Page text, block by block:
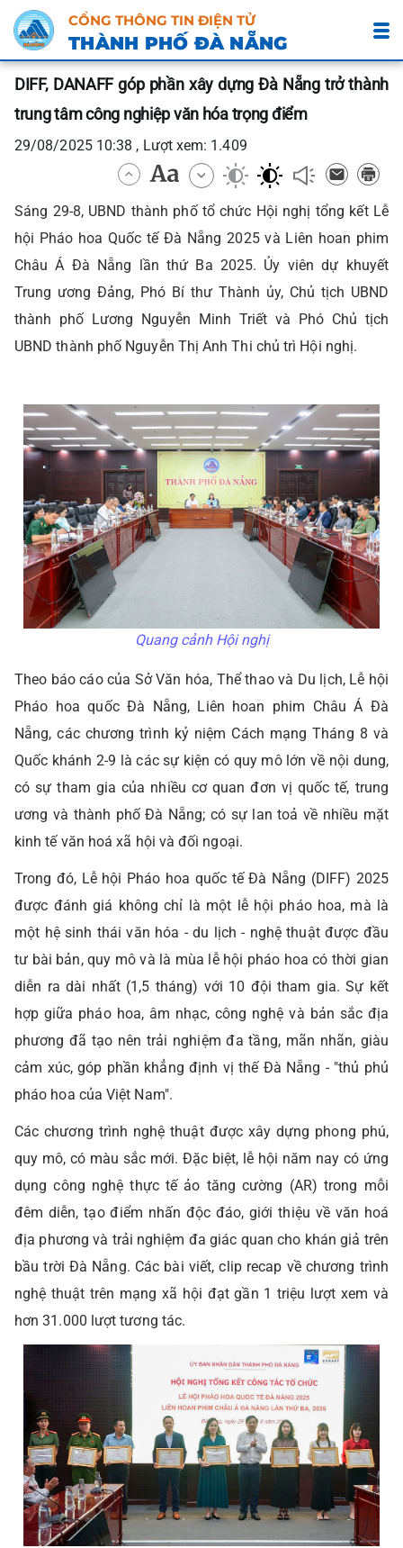
CỔNG THÔNG TIN ĐIỆN TỬ
THÀNH PHỐ ĐÀ NẴNG
DIFF, DANAFF góp phần xây dựng Đà Nẵng trở thành
trung tâm công nghiệp văn hóa trọng điểm
29/08/2025 10:38 , Lượt xem: 1.409
Sáng 29-8, UBND thành phố tổ chức Hội nghị tổng kết Lễ
hội Pháo hoa Quốc tế Đà Nẵng 2025 và Liên hoan phim
Châu Á Đà Nẵng lần thứ Ba 2025. Ủy viên dự khuyết
Trung ương Đảng, Phó Bí thư Thành ủy, Chủ tịch UBND
thành phố Lương Nguyễn Minh Triết và Phó Chủ tịch
UBND thành phố Nguyễn Thị Anh Thi chủ trì Hội nghị.
Quang cảnh Hội nghị
Theo báo cáo của Sở Văn hóa, Thể thao và Du lịch, Lễ hội
Pháo hoa quốc Đà Nẵng, Liên hoan phim Châu Á Đà
Nẵng, các chương trình kỷ niệm Cách mạng Tháng 8 và
Quốc khánh 2-9 là các sự kiện có quy mô lớn về nội dung,
có sự tham gia của nhiều cơ quan đơn vị quốc tế, trung
ương và thành phố Đà Nẵng; có sự lan toả về nhiều mặt
kinh tế văn hoá xã hội và đối ngoại.
Trong đó, Lễ hội Pháo hoa quốc tế Đà Nẵng (DIFF) 2025
được đánh giá không chỉ là một lễ hội pháo hoa, mà là
một hệ sinh thái văn hóa - du lịch - nghệ thuật được đầu
tư bài bản, quy mô và là mùa lễ hội pháo hoa có thời gian
diễn ra dài nhất (1,5 tháng) với 10 đội tham gia. Sự kết
hợp giữa pháo hoa, âm nhạc, công nghệ và bản sắc địa
phương đã tạo nên trải nghiệm đa tầng, mãn nhãn, giàu
cảm xúc, góp phần khẳng định vị thế Đà Nẵng - "thủ phủ
pháo hoa của Việt Nam".
Các chương trình nghệ thuật được xây dựng phong phú,
quy mô, có màu sắc mới. Đặc biệt, lễ hội năm nay có ứng
dụng công nghệ thực tế ảo tăng cường (AR) trong mỗi
đêm diễn, tạo điểm nhấn độc đáo, giới thiệu về văn hoá
địa phương và trải nghiệm đa giác quan cho khán giả trên
bầu trời Đà Nẵng. Các bài viết, clip recap về chương trình
nghệ thuật trên mạng xã hội đạt gần 1 triệu lượt xem và
hơn 31.000 lượt tương tác.